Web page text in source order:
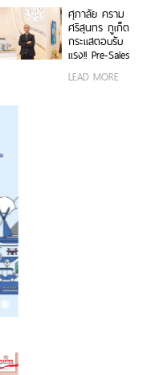
สปริงส์
สุพรรณบุรี” บ้าน
เดี่ยว-บ้านแฝดซี
รีส์ใหม่ เริ่ม 4.39
ศุภาลัย คราม
ศรีสุนทร ภูเก็ต
กระแสตอบรับ
แรง!! Pre-Sales
กว่า 600 ล้าน
LEAD MORE